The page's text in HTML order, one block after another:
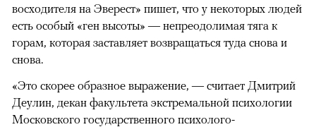
восходителя на Эверест» пишет, что у некоторых людей
есть особый «ген высоты» — непреодолимая тяга к
горам, которая заставляет возвращаться туда снова и
снова.
«Это скорее образное выражение, — считает Дмитрий
Деулин, декан факультета экстремальной психологии
Московского государственного психолого-